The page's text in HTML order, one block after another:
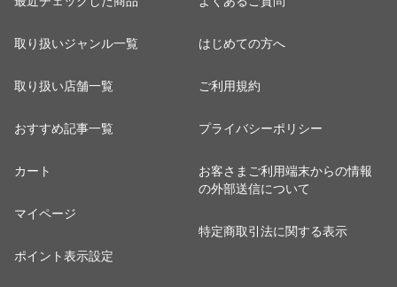
取り扱いジャンル一覧
取り扱い店舗一覧
おすすめ記事一覧
カート
マイページ
ポイント表示設定
はじめての方へ
ご利用規約
プライバシーポリシー
お客さまご利用端末からの情報
の外部送信について
特定商取引法に関する表示